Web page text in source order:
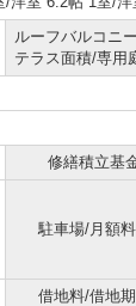
ルーフバルコニ
テラス面積/専用
修繕積立基
駐車場/月額
借地料/借地